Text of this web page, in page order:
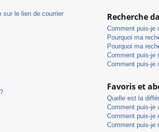
sur le lien de courrier
Recherche
Comment puis-je
Pourquoi ma
Pourquoi ma
Comment puis-je
Comment puis-je
Favoris et
Quelle est la
Comment puis-je
Comment puis-je
Comment puis-je